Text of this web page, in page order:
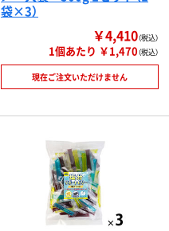
袋×3）
￥4,410（税込）
1個あたり ￥1,470（税込）
現在ご注文いただけません